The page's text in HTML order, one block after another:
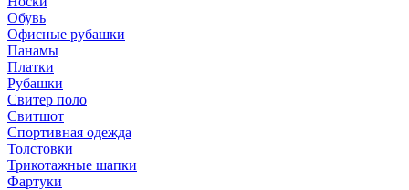
Обувь
Офисные рубашки
Панамы
Платки
Рубашки
Свитер поло
Свитшот
Спортивная одежда
Толстовки
Трикотажные шапки
Фартуки